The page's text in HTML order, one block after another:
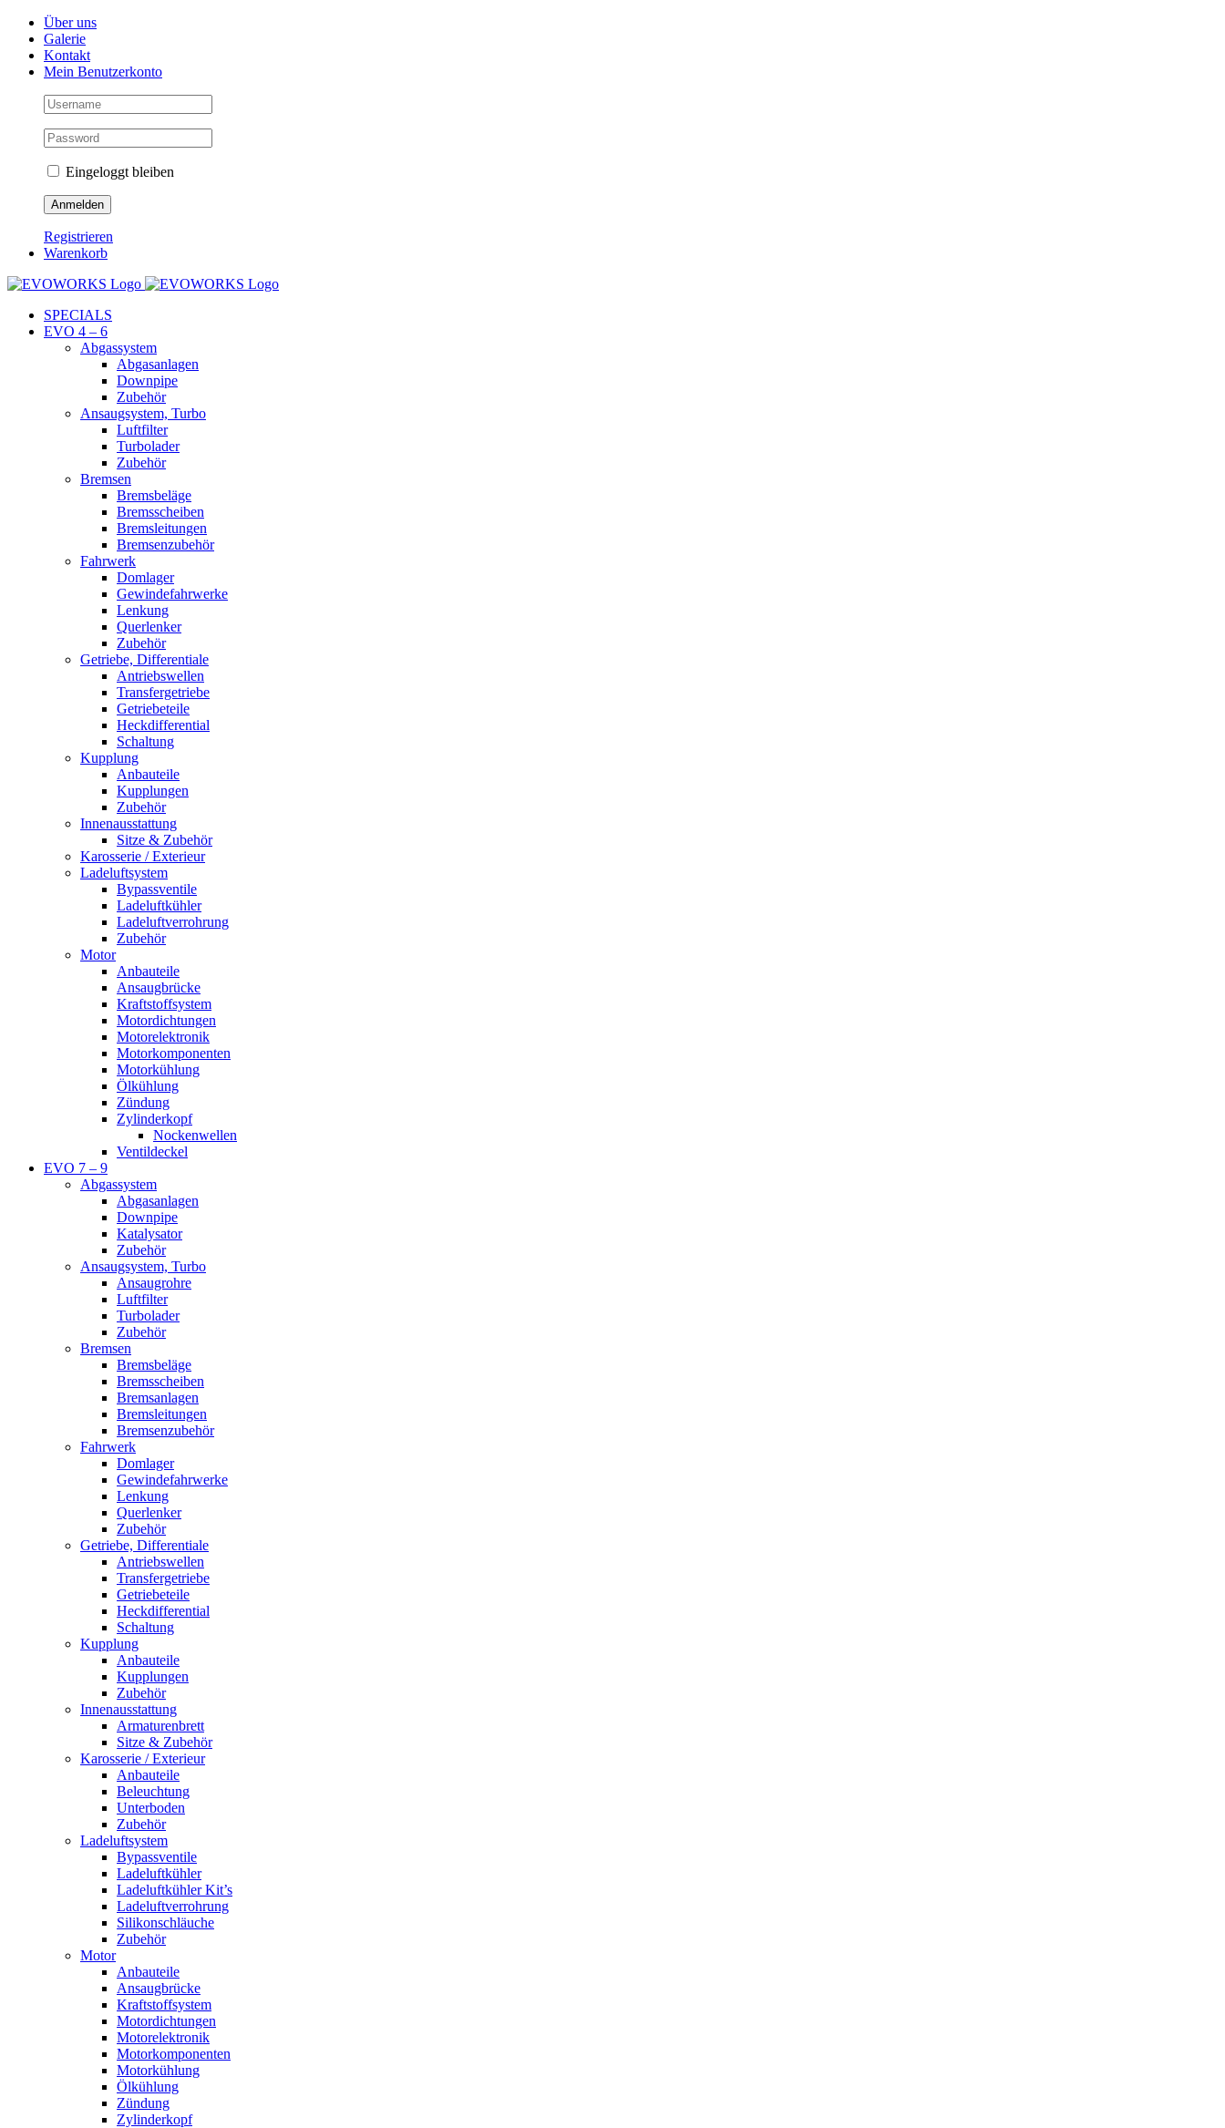
Skip
content
Facebook
Instagram
YouTubeÜber uns
Galerie
Kontakt
Mein Benutzerkonto
Eingeloggt bleiben
Registrieren
Warenkorb
SPECIALS
EVO 4 – 6
Abgassystem
Abgasanlagen
Downpipe
Zubehör
Ansaugsystem, Turbo
Luftfilter
Turbolader
Zubehör
Bremsen
Bremsbeläge
Bremsscheiben
Bremsleitungen
Bremsenzubehör
Fahrwerk
Domlager
Gewindefahrwerke
Lenkung
Querlenker
Zubehör
Getriebe, Differentiale
Antriebswellen
Transfergetriebe
Getriebeteile
Heckdifferential
Schaltung
Kupplung
Anbauteile
Kupplungen
Zubehör
Innenausstattung
Sitze & Zubehör
Karosserie / Exterieur
Ladeluftsystem
Bypassventile
Ladeluftkühler
Ladeluftverrohrung
Zubehör
Motor
Anbauteile
Ansaugbrücke
Kraftstoffsystem
Motordichtungen
Motorelektronik
Motorkomponenten
Motorkühlung
Ölkühlung
Zündung
Zylinderkopf
Nockenwellen
Ventildeckel
EVO 7 – 9
Abgassystem
Abgasanlagen
Downpipe
Katalysator
Zubehör
Ansaugsystem, Turbo
Ansaugrohre
Luftfilter
Turbolader
Zubehör
Bremsen
Bremsbeläge
Bremsscheiben
Bremsanlagen
Bremsleitungen
Bremsenzubehör
Fahrwerk
Domlager
Gewindefahrwerke
Lenkung
Querlenker
Zubehör
Getriebe, Differentiale
Antriebswellen
Transfergetriebe
Getriebeteile
Heckdifferential
Schaltung
Kupplung
Anbauteile
Kupplungen
Zubehör
Innenausstattung
Armaturenbrett
Sitze & Zubehör
Karosserie / Exterieur
Anbauteile
Beleuchtung
Unterboden
Zubehör
Ladeluftsystem
Bypassventile
Ladeluftkühler
Ladeluftkühler Kit’s
Ladeluftverrohrung
Silikonschläuche
Zubehör
Motor
Anbauteile
Ansaugbrücke
Kraftstoffsystem
Motordichtungen
Motorelektronik
Motorkomponenten
Motorkühlung
Ölkühlung
Zündung
Zylinderkopf